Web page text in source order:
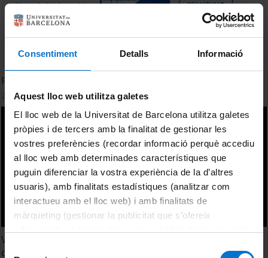
Consentiment Detalls Informació
Aquest lloc web utilitza galetes
El lloc web de la Universitat de Barcelona utilitza galetes
pròpies i de tercers amb la finalitat de gestionar les
vostres preferències (recordar informació perquè accediu
al lloc web amb determinades característiques que
puguin diferenciar la vostra experiència de la d’altres
usuaris), amb finalitats estadístiques (analitzar com
interactueu amb el lloc web) i amb finalitats de
màrqueting (gestionar la publicitat que s’ofereix
Radical Mapping Seminar with Philippe Rekacewicz
23 March, 2026
Visualizing alternative cartographies of artistic exchange
during the Global Sixties: El Corno Emplumado, Mexico